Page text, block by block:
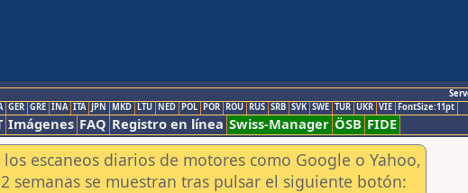
GER GRE INA ITA JPN MKD LTU NED POL POR ROU RUS SRB SVK SWE TUR UKR VIE FontSize:11pt
Imágenes FAQ Registro en línea Swiss-Manager ÖSB FIDE
escaneos diarios de motores como Google o Yahoo,
semanas se muestran tras pulsar el siguiente botón: